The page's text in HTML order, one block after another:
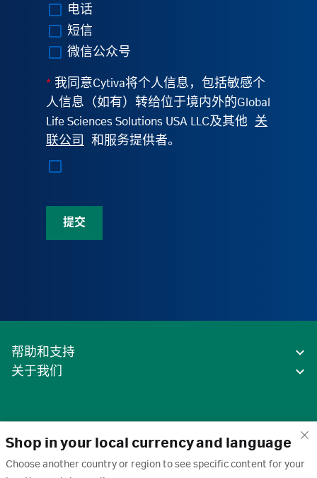
Shop in your local currency and language
Choose another country or region to see specific content for your
电话
短信
微信公众号
* 我同意Cytiva将个人信息，包括敏感个
人信息（如有）转给位于境内外的Global
Life Sciences Solutions USA LLC及其他
关
联公司
和服务提供者。
提交
帮助和支持
关于我们